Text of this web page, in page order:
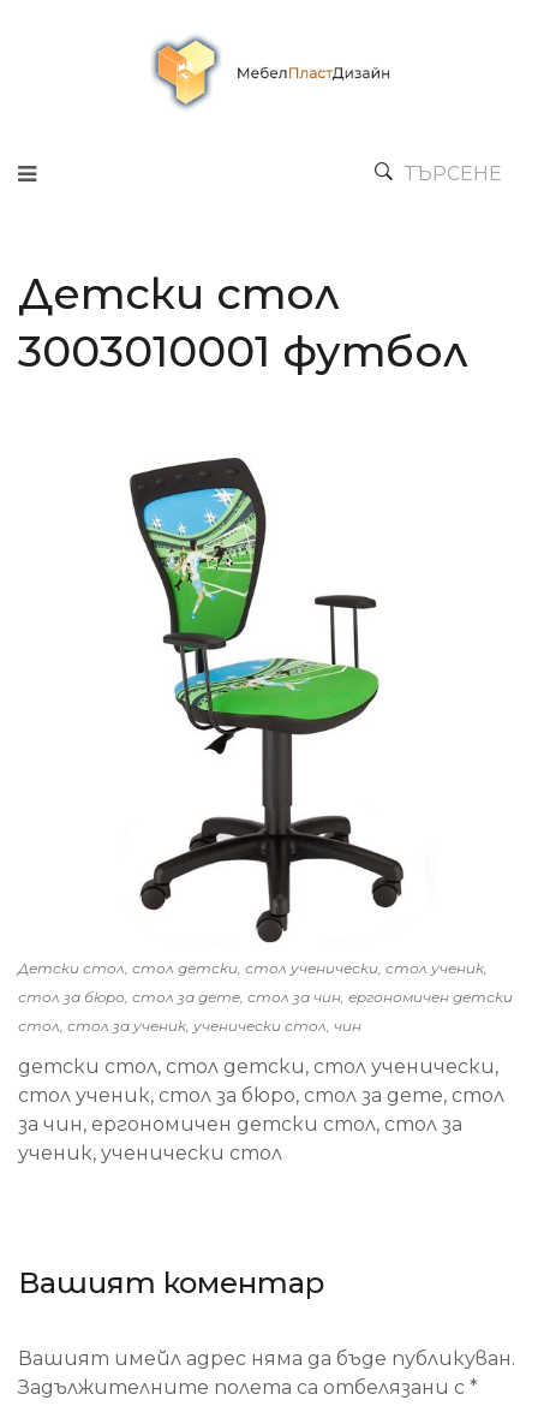
ТЪРСЕНЕ
Детски стол
3003010001 футбол
Детски стол, стол детски, стол ученически, стол ученик,
стол за бюро, стол за дете, стол за чин, ергономичен детски
стол, стол за ученик, ученически стол, чин
детски стол, стол детски, стол ученически,
стол ученик, стол за бюро, стол за дете, стол
за чин, ергономичен детски стол, стол за
ученик, ученически стол
Вашият коментар
Вашият имейл адрес няма да бъде публикуван.
Задължителните полета са отбелязани с *